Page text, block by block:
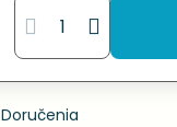
Doručenia